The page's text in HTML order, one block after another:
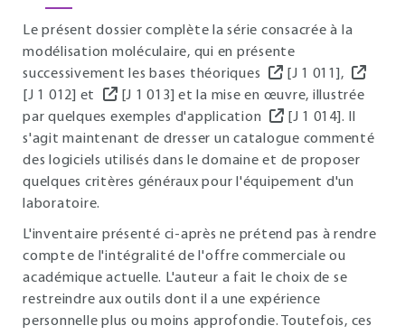
Le présent dossier complète la série consacrée à la
modélisation moléculaire, qui en présente
successivement les bases théoriques
[J 1 011],
[J 1 012] et
[J 1 013] et la mise en œuvre, illustrée
par quelques exemples d'application
[J 1 014]. Il
s'agit maintenant de dresser un catalogue commenté
des logiciels utilisés dans le domaine et de proposer
quelques critères généraux pour l'équipement d'un
laboratoire.
L'inventaire présenté ci-après ne prétend pas à rendre
compte de l'intégralité de l'offre commerciale ou
académique actuelle. L'auteur a fait le choix de se
restreindre aux outils dont il a une expérience
personnelle plus ou moins approfondie. Toutefois, ces